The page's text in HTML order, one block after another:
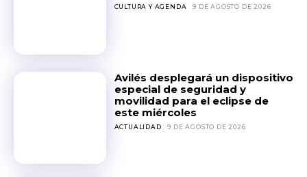
CULTURA Y AGENDA 9 DE AGOSTO DE 2026
Avilés desplegará un dispositivo
especial de seguridad y
movilidad para el eclipse de
este miércoles
ACTUALIDAD 9 DE AGOSTO DE 2026